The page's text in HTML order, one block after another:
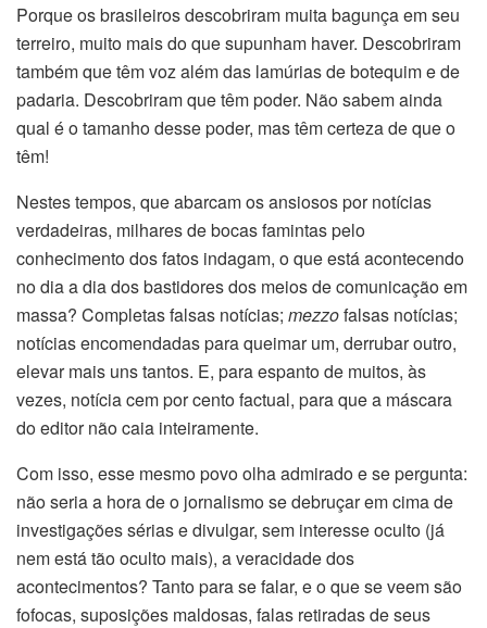
Porque os brasileiros descobriram muita bagunça em seu
terreiro, muito mais do que supunham haver. Descobriram
também que têm voz além das lamúrias de botequim e de
padaria. Descobriram que têm poder. Não sabem ainda
qual é o tamanho desse poder, mas têm certeza de que o
têm!
Nestes tempos, que abarcam os ansiosos por notícias
verdadeiras, milhares de bocas famintas pelo
conhecimento dos fatos indagam, o que está acontecendo
no dia a dia dos bastidores dos meios de comunicação em
massa? Completas falsas notícias; mezzofalsas notícias;
notícias encomendadas para queimar um, derrubar outro,
elevar mais uns tantos. E, para espanto de muitos, às
vezes, notícia cem por cento factual, para que a máscara
do editor não caia inteiramente.
Com isso, esse mesmo povo olha admirado e se pergunta:
não seria a hora de o jornalismo se debruçar em cima de
investigações sérias e divulgar, sem interesse oculto (já
nem está tão oculto mais), a veracidade dos
acontecimentos? Tanto para se falar, e o que se veem são
fofocas, suposições maldosas, falas retiradas de seus